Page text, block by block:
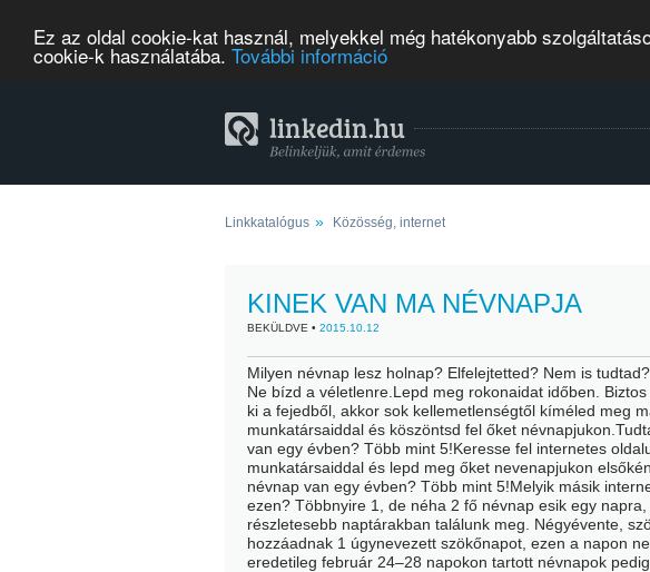
Ez az oldal cookie-kat használ, melyekkel még hatékonyabb
cookie-k használatába. További információ
Linkkatalógus » Közösség, internet
KINEK VAN MA NÉVNAPJA
BEKÜLDVE • 2015.10.12
Milyen névnap lesz holnap? Elfelejtetted? Nem is
Ne bízd a véletlenre.Lepd meg rokonaidat időben.
ki a fejedből, akkor sok kellemetlenségtől kíméled meg
munkatársaiddal és köszöntsd fel őket
van egy évben? Több mint 5!Keresse fel internetes
munkatársaiddal és lepd meg őket nevenapjukon
névnap van egy évben? Több mint 5!Melyik másik
ezen? Többnyire 1, de néha 2 fő névnap esik egy
részletesebb naptárakban találunk meg. Négyévente,
hozzáadnak 1 úgynevezett szökőnapot, ezen a napon
eredetileg február 24–28 napokon tartott névnapok